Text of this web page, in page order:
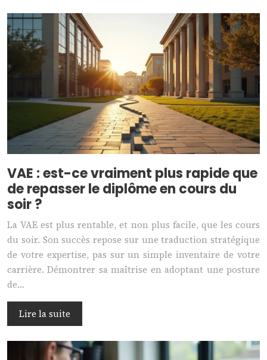
VAE : est-ce vraiment plus rapide que
de repasser le diplôme en cours du
soir ?
La VAE est plus rentable, et non plus facile, que les cours
du soir. Son succès repose sur une traduction stratégique
de votre expertise, pas sur un simple inventaire de votre
carrière. Démontrer sa maîtrise en adoptant une posture
de…
Lire la suite